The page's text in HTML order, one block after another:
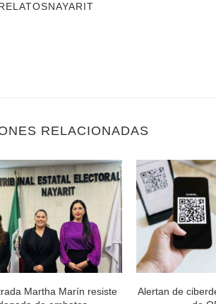
RELACIONADAS
Martha Marín resiste
Alertan de